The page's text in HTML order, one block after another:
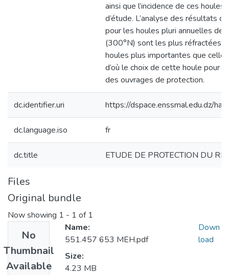
ainsi que l’incidence de ces
d’étude. L’analyse des résultats
pour les houles pluri annuelles de
(300°N) sont les plus réfractées
houles plus importantes que
d’où le choix de cette houle pour
des ouvrages de protection.
dc.identifier.uri https://dspace.enssmal.edu.dz/
dc.language.iso fr
dc.title ETUDE DE PROTECTION DU
Files
Original bundle
Now showing 1 - 1 of 1
No
Thumbnail
Available
Name:
551.457 653 MEH.pdf
Size:
4.23 MB
Down
load